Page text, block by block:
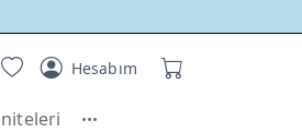
Hesabım